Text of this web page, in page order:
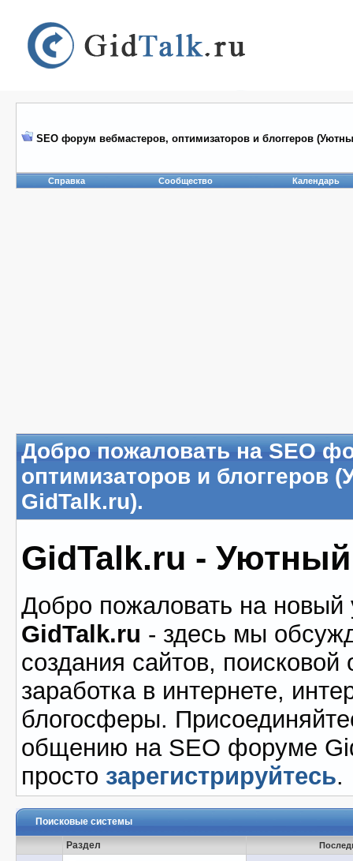
SEO форум вебмастеров, оптимизаторов и блоггеров
Справка Сообщество Календарь
Добро пожаловать на SEO
оптимизаторов и блоггеров
GidTalk.ru).
GidTalk.ru -
Добро пожаловать на
GidTalk.ru - здесь мы
создания сайтов, поисковой
заработка в интернете,
блогосферы.
общению на SEO форуме
просто зарегистрируйтесь.
Поисковые системы
Раздел